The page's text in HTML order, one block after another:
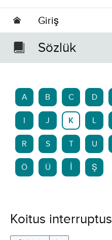
Giriş
Sözlük
A B C D
J K L
R S T U
Ö Ü Ş
Koitus interruptus